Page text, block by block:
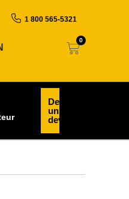
1 800 565-5321
0
Demander
un
devis